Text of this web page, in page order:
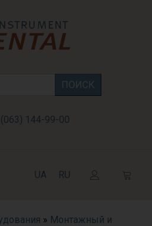
(063) 144-99-00
UA RU
» Монтажный и